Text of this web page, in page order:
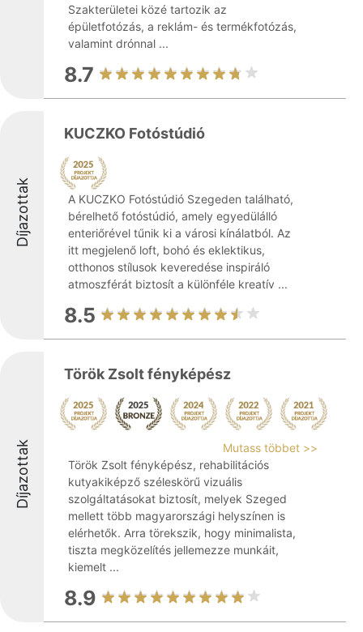
Szakterületei közé tartozik az
épületfotózás, a reklám- és termékfotózás,
valamint drónnal ...
8.7
Díjazottak
KUCZKO Fotóstúdió
A KUCZKO Fotóstúdió Szegeden található,
bérelhető fotóstúdió, amely egyedülálló
enteriőrével tűnik ki a városi kínálatból. Az
itt megjelenő loft, bohó és eklektikus,
otthonos stílusok keveredése inspiráló
atmoszférát biztosít a különféle kreatív ...
8.5
Díjazottak
Török Zsolt fényképész
Mutass többet >>
Török Zsolt fényképész, rehabilitációs
kutyakiképző széleskörű vizuális
szolgáltatásokat biztosít, melyek Szeged
mellett több magyarországi helyszínen is
elérhetők. Arra törekszik, hogy minimalista,
tiszta megközelítés jellemezze munkáit,
kiemelt ...
8.9